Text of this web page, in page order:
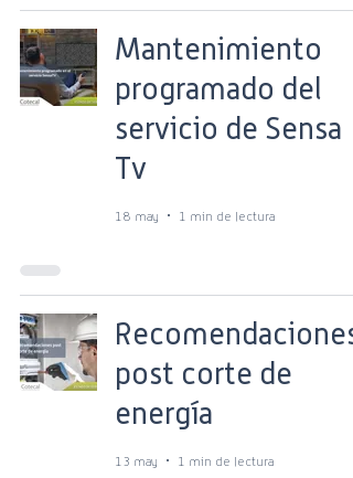
Mantenimiento
programado del
servicio de Sensa
Tv
18 may 1 min de lectura
Recomendaciones
post corte de
energía
13 may 1 min de lectura